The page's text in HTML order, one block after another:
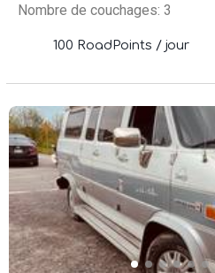
Nombre de couchages: 3
100 RoadPoints / jour